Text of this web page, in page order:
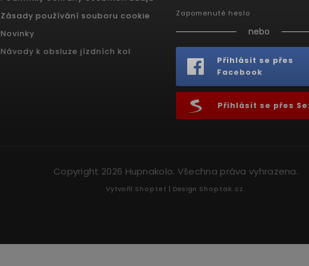
Zásady používání souboru cookie
Novinky
Návody k obsluze jízdních kol
Zapomenuté heslo
nebo
Přihlásit se přes
Facebook
Přihlásit se přes
Copyright 2026 Hupnakolo. Všechna práva vyhrazena.
Vytvořil Shoptet | Design Shoptak.cz.